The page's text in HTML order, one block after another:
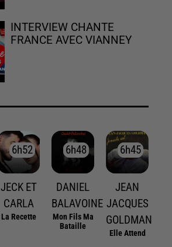
INTERVIEW CHANTE
FRANCE AVEC VIANNEY
6h52
6h52
JECK ET
CARLA
La Recette
6h48
6h48
DANIEL
BALAVOINE
Mon Fils Ma
Bataille
6h45
6h45
JEAN
JACQUES
GOLDMAN
Elle Attend